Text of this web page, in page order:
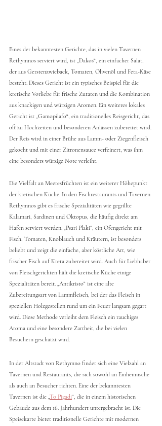
Eines der bekanntesten Gerichte, das in vielen Tavernen
Rethymnos serviert wird, ist „Dakos“, ein einfacher Salat,
der aus Gerstenzwieback, Tomaten, Olivenöl und Feta-Käse
besteht. Dieses Gericht ist ein typisches Beispiel für die
kretische Vorliebe für frische Zutaten und die Kombination
aus knackigen und würzigen Aromen. Ein weiteres lokales
Gericht ist „Gamopilafo“, ein traditionelles Reisgericht, das
oft zu Hochzeiten und besonderen Anlässen zubereitet wird.
Der Reis wird in einer Brühe aus Lamm- oder Ziegenfleisch
gekocht und mit einer Zitronensauce verfeinert, was ihm
eine besonders würzige Note verleiht.
Die Vielfalt an Meeresfrüchten ist ein weiterer Höhepunkt
der kretischen Küche. In den Fischrestaurants und Tavernen
Rethymnos gibt es frische Spezialitäten wie gegrillte
Kalamari, Sardinen und Oktopus, die häufig direkt am
Hafen serviert werden. „Psari Plaki“, ein Ofengericht mit
Fisch, Tomaten, Knoblauch und Kräutern, ist besonders
beliebt und zeigt die einfache, aber köstliche Art, wie
frischer Fisch auf Kreta zubereitet wird. Auch für Liebhaber
von Fleischgerichten hält die kretische Küche einige
Spezialitäten bereit. „Antikristo“ ist eine alte
Zubereitungsart von Lammfleisch, bei der das Fleisch in
speziellen Holzgestellen rund um ein Feuer langsam gegart
wird. Diese Methode verleiht dem Fleisch ein rauchiges
Aroma und eine besondere Zartheit, die bei vielen
Besuchern geschätzt wird.
In der Altstadt von Rethymno findet sich eine Vielzahl an
Tavernen und Restaurants, die sich sowohl an Einheimische
als auch an Besucher richten. Eine der bekanntesten
Tavernen ist die „To Pigadi“, die in einem historischen
Gebäude aus dem 16. Jahrhundert untergebracht ist. Die
Speisekarte bietet traditionelle Gerichte mit modernen